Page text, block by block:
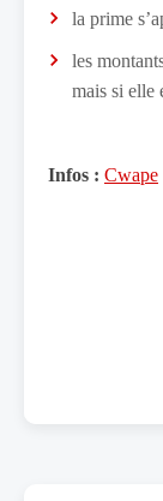
la prime
les
mais si elle
Infos : Cwape